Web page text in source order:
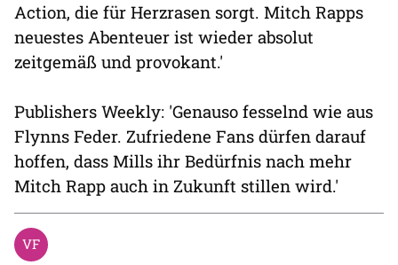
Action, die für Herzrasen sorgt. Mitch Rapps
neuestes Abenteuer ist wieder absolut
zeitgemäß und provokant.'
Publishers Weekly: 'Genauso fesselnd wie aus
Flynns Feder. Zufriedene Fans dürfen darauf
hoffen, dass Mills ihr Bedürfnis nach mehr
Mitch Rapp auch in Zukunft stillen wird.'